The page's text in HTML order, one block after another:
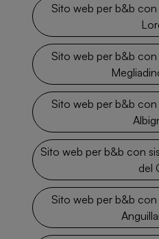
Sito web per b&b
Sito web per b&b
Sito web per b&b
Sito web per b&b con
del
Sito web per b&b